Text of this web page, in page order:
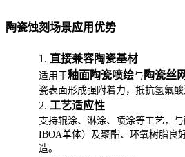
陶瓷蚀刻场景应用优势
1. 直接兼容陶瓷基材
适用于釉面陶瓷喷绘与 陶瓷丝
瓷表面形成强附着力，抵抗氢氟酸
2. 工艺适应性
支持辊涂、淋涂、喷涂等工艺，与
IBOA单体）及聚酯、环氧树脂良
造。